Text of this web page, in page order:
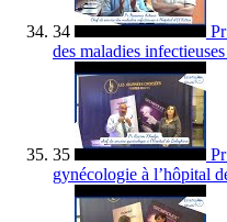
34
des maladies
35
gynécologie à l’hôpital